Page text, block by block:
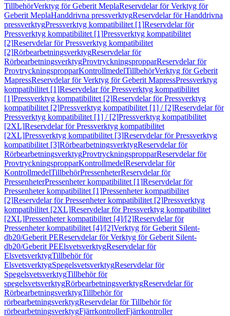
TillbehörVerktyg för Geberit MeplaReservdelar för Verktyg för
Geberit MeplaHanddrivna pressverktygReservdelar för Handdrivna
pressverktygPressverktyg kompatibilitet [1]Reservdelar för
Pressverktyg kompatibilitet [1]Pressverktyg kompatibilitet
[2]Reservdelar för Pressverktyg kompatibilitet
[2]RörbearbetningsverktygReservdelar för
RörbearbetningsverktygProvtryckningspropparReservdelar för
ProvtryckningspropparKontrollmedelTillbehörVerktyg för Geberit
MapressReservdelar för Verktyg för Geberit MapressPressverktyg
kompatibilitet [1]Reservdelar för Pressverktyg kompatibilitet
[1]Pressverktyg kompatibilitet [2]Reservdelar för Pressverktyg
kompatibilitet [2]Pressverktyg kompatibilitet [1] / [2]Reservdelar för
Pressverktyg kompatibilitet [1] / [2]Pressverktyg kompatibilitet
[2XL]Reservdelar för Pressverktyg kompatibilitet
[2XL]Pressverktyg kompatibilitet [3]Reservdelar för Pressverktyg
kompatibilitet [3]RörbearbetningsverktygReservdelar för
RörbearbetningsverktygProvtryckningspropparReservdelar för
ProvtryckningspropparKontrollmedelReservdelar för
KontrollmedelTillbehörPressenheterReservdelar för
PressenheterPressenheter kompatibilitet [1]Reservdelar för
Pressenheter kompatibilitet [1]Pressenheter kompatibilitet
[2]Reservdelar för Pressenheter kompatibilitet [2]Pressverktyg
kompatibilitet [2XL]Reservdelar för Pressverktyg kompatibilitet
[2XL]Pressenheter kompatibilitet [4]/[2]Reservdelar för
Pressenheter kompatibilitet [4]/[2]Verktyg för Geberit Silent-
db20/Geberit PEReservdelar för Verktyg för Geberit Silent-
db20/Geberit PEElsvetsverktygReservdelar för
ElsvetsverktygTillbehör för
ElsvetsverktygSpegelsvetsverktygReservdelar för
SpegelsvetsverktygTillbehör för
spegelsvetsverktygRörbearbetningsverktygReservdelar för
RörbearbetningsverktygTillbehör för
rörbearbetningsverktygReservdelar för Tillbehör för
rörbearbetningsverktygFjärrkontrollerFjärrkontroller